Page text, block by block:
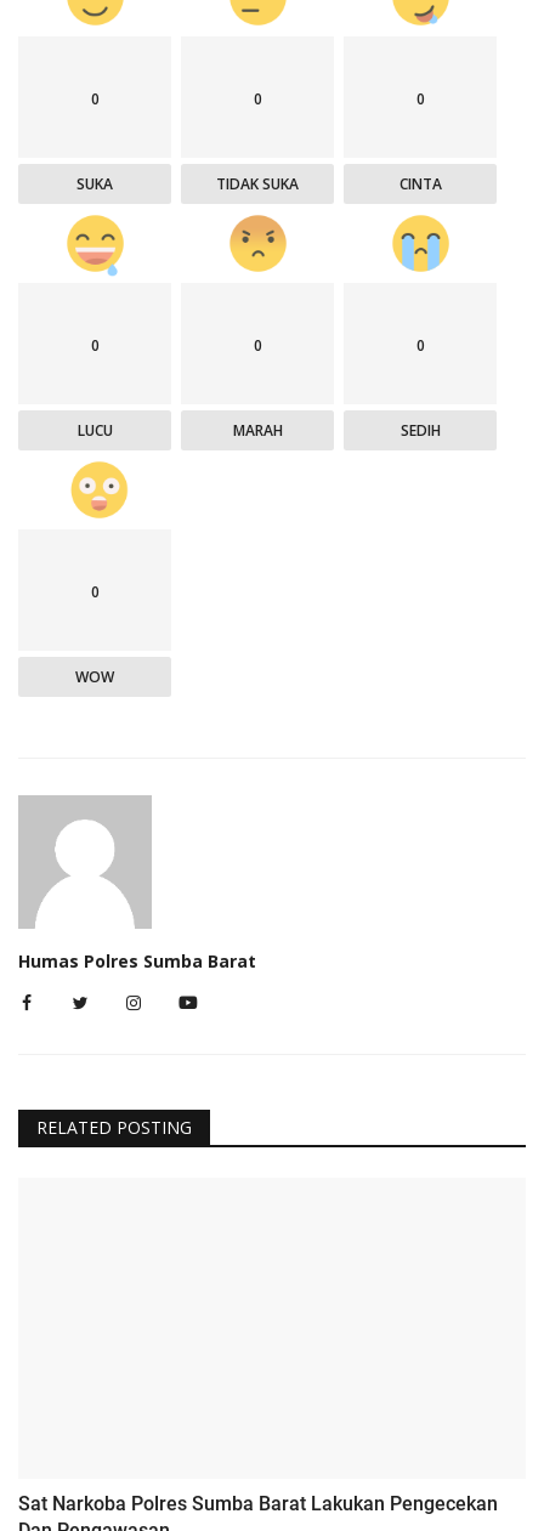
0
SUKA
0
TIDAK SUKA
0
CINTA
0
LUCU
0
MARAH
0
SEDIH
0
WOW
Humas Polres Sumba Barat
RELATED POSTING
Sat Narkoba Polres Sumba Barat Lakukan Pengecekan